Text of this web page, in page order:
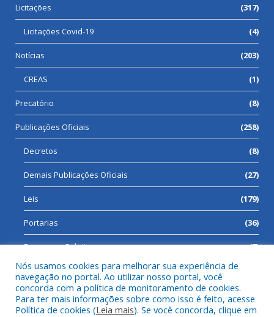
Licitações (317)
Licitações Covid-19 (4)
Notícias (203)
CREAS (1)
Precatório (8)
Publicações Oficiais (258)
Decretos (8)
Demais Publicações Oficiais (27)
Leis (179)
Portarias (36)
Processos Seletivos (7)
Todos os direitos reservados a Prefeitura Municipal de Cumaru
do Norte.
Nós usamos cookies para melhorar sua experiência de
navegação no portal. Ao utilizar nosso portal, você
concorda com a política de monitoramento de cookies.
Para ter mais informações sobre como isso é feito, acesse
Política de cookies (Leia mais). Se você concorda, clique em